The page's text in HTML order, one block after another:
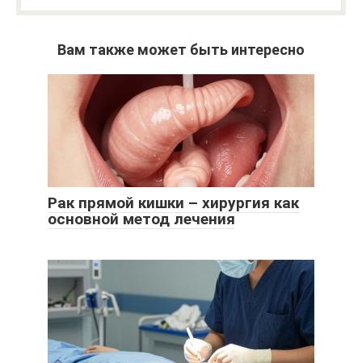
Вам также может быть интересно
Рак прямой кишки – хирургия как
основной метод лечения